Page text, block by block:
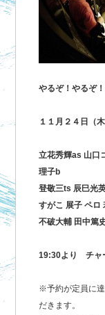
やるぞ！やるぞ！
１１月２４日（
立花秀輝as 山口
理子b
登敬三ts 辰巳光
すがこ 展子 ペロ
不破大輔 田中
19:30より チャ
※予約が定員に
だきます。